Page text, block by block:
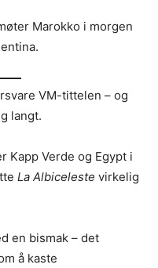
Marokko i morgen
VM-tittelen – og
langt.
Kapp Verde og Egypt i
La Albiceleste virkelig
en bismak – det
å kaste